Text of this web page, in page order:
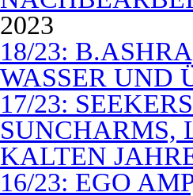
2023
18/23:
WASSER UND
17/23:
SUNCHARMS,
KALTEN
16/23: EGO